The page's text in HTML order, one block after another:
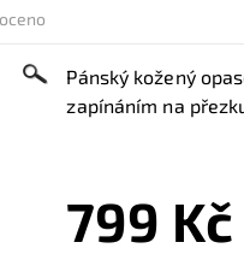
Pánský kožený
zapínáním na
799 Kč